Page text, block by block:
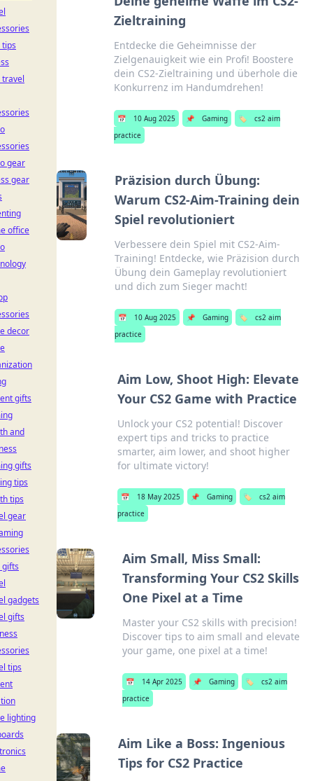
Zieltraining
Entdecke die Geheimnisse der
Zielgenauigkeit wie ein Profi! Boostere
dein CS2-Zieltraining und überhole die
Konkurrenz im Handumdrehen!
📅 10 Aug 2025 📌 Gaming 🏷️
cs2 aim
practice
Präzision durch Übung:
Warum CS2-Aim-Training dein
Spiel revolutioniert
Verbessere dein Spiel mit CS2-Aim-
Training! Entdecke, wie Präzision durch
Übung dein Gameplay revolutioniert
und dich zum Sieger macht!
📅 10 Aug 2025 📌 Gaming 🏷️
cs2 aim
practice
Aim Low, Shoot High: Elevate
Your CS2 Game with Practice
Unlock your CS2 potential! Discover
expert tips and tricks to practice
smarter, aim lower, and shoot higher
for ultimate victory!
📅 18 May 2025 📌 Gaming 🏷️
cs2 aim
practice
Aim Small, Miss Small:
Transforming Your CS2 Skills
One Pixel at a Time
Master your CS2 skills with precision!
Discover tips to aim small and elevate
your game, one pixel at a time!
📅 14 Apr 2025 📌 Gaming 🏷️
cs2 aim
practice
Aim Like a Boss: Ingenious
Tips for CS2 Practice
travel
gear
gear
office
decor
gifts
and
gifts
tips
tips
gear
gifts
gadgets
gifts
tips
lighting